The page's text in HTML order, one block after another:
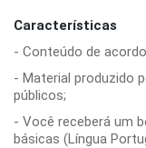
Características
- Conteúdo de
- Material produzido
públicos;
- Você receberá um
básicas (Língua